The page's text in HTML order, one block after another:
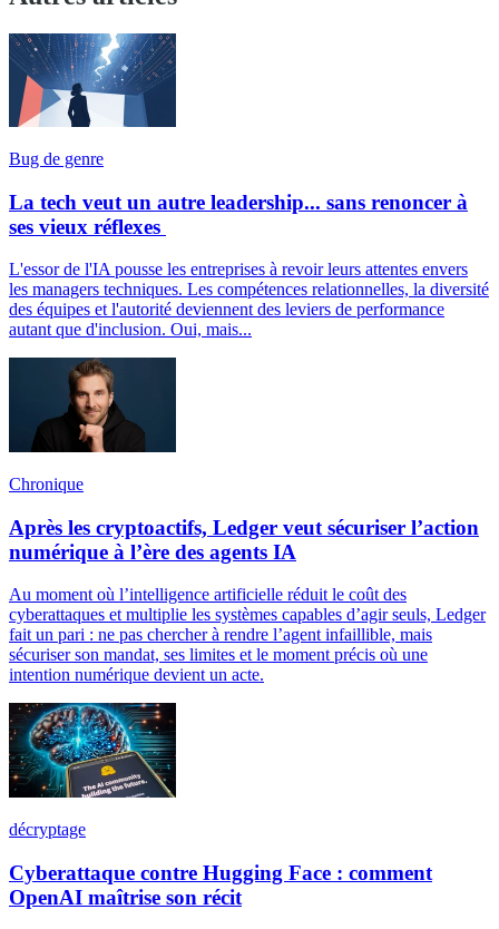
Bug de genre
La tech veut un autre leadership... sans renoncer à
ses vieux réflexes
L'essor de l'IA pousse les entreprises à revoir leurs attentes envers
les managers techniques. Les compétences relationnelles, la diversité
des équipes et l'autorité deviennent des leviers de performance
autant que d'inclusion. Oui, mais...
Chronique
Après les cryptoactifs, Ledger veut sécuriser l’action
numérique à l’ère des agents IA
Au moment où l’intelligence artificielle réduit le coût des
cyberattaques et multiplie les systèmes capables d’agir seuls, Ledger
fait un pari : ne pas chercher à rendre l’agent infaillible, mais
sécuriser son mandat, ses limites et le moment précis où une
intention numérique devient un acte.
décryptage
Cyberattaque contre Hugging Face : comment
OpenAI maîtrise son récit